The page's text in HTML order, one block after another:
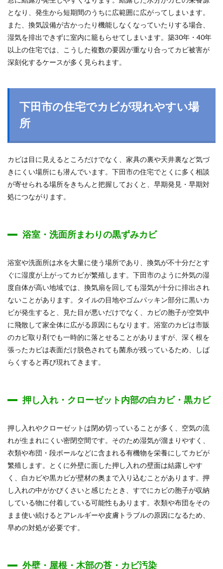
となり、発生から短期間のうちに広範囲に広がってしまいます。
また、換気設備が古かったり機能しなくなっていたりする場合、
湿気を排出できずに室内に籠もらせてしまいます。築30年・40年
以上の住宅では、こうした複数の要因が重なり合ってカビ被害が
深刻化するケースが多く見られます。
下田市の住宅でカビが現れやすい場
所
カビは目に見えるところだけでなく、家具の裏や天井裏など気づ
きにくい場所にも潜んでいます。下田市の住宅でとくに多く相談
が寄せられる場所をきちんと把握しておくと、早期発見・早期対
処につながります。
浴室・洗面所まわりの黒ずみカビ
浴室や洗面所は水を大量に使う場所であり、換気が不十分だとす
ぐに湿度が上がってカビが繁殖します。下田市のように外気の湿
度自体が高い地域では、換気扇を回しても湿気が十分に排出され
ないことがあります。タイルの目地やゴムパッキン部分に黒いカ
ビが発生すると、見た目が悪いだけでなく、カビの胞子が空気中
に飛散して家全体に広がる原因にもなります。浴室のカビは市販
のカビ取り剤でも一時的に落とせることがありますが、深く根を
張ったカビは表面だけ脱色されても菌糸が残っているため、しば
らくすると再び現れてきます。
押し入れ・クローゼット内部の白カビ・黒カビ
押し入れやクローゼットは閉め切っていることが多く、空気の流
れが生まれにくい密閉空間です。そのため湿気が溜まりやすく、
衣類や布団・段ボールなどに含まれる有機物を栄養にしてカビが
繁殖します。とくに外壁に面した押し入れの壁面は結露しやす
く、白カビや黒カビが壁材の奥まで入り込むことがあります。押
し入れの中がかびくさいと感じたとき、すでにカビの胞子が収納
している物に付着している可能性もあります。衣類や布団をその
まま使い続けるとアレルギーや皮膚トラブルの原因になるため、
早めの対処が必要です。
外壁・屋根・木部の苔・カビ汚染